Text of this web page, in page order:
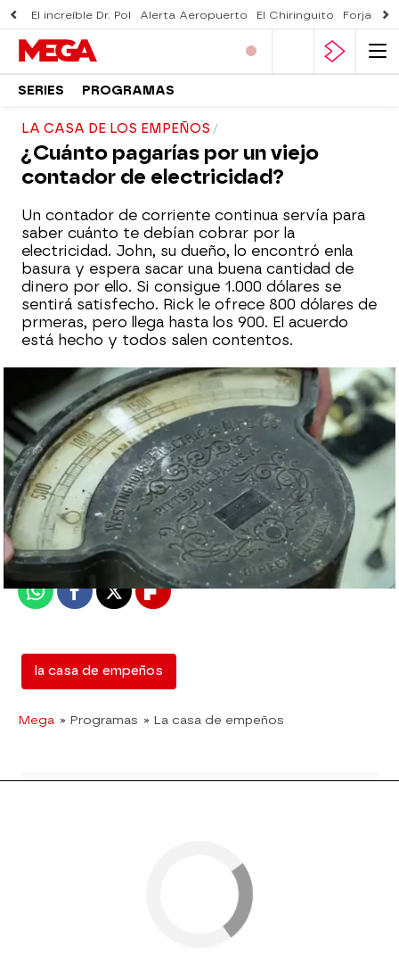
El increíble Dr. Pol Alerta Aeropuerto El Chiringuito Forjado
SERIES PROGRAMAS
LA CASA DE LOS EMPEÑOS
¿Cuánto pagarías por un viejo
contador de electricidad?
Un contador de corriente continua servía para
saber cuánto te debían cobrar por la
electricidad. John, su dueño, lo encontró enla
basura y espera sacar una buena cantidad de
dinero por ello. Si consigue 1.000 dólares se
sentirá satisfecho. Rick le ofrece 800 dólares de
prmeras, pero llega hasta los 900. El acuerdo
está hecho y todos salen contentos.
mega
Madrid
Publicado:08 de junio de 2018, 17:41
WhatsappFacebook
X Flipboard
la casa de empeños
Mega » Programas » La casa de empeños